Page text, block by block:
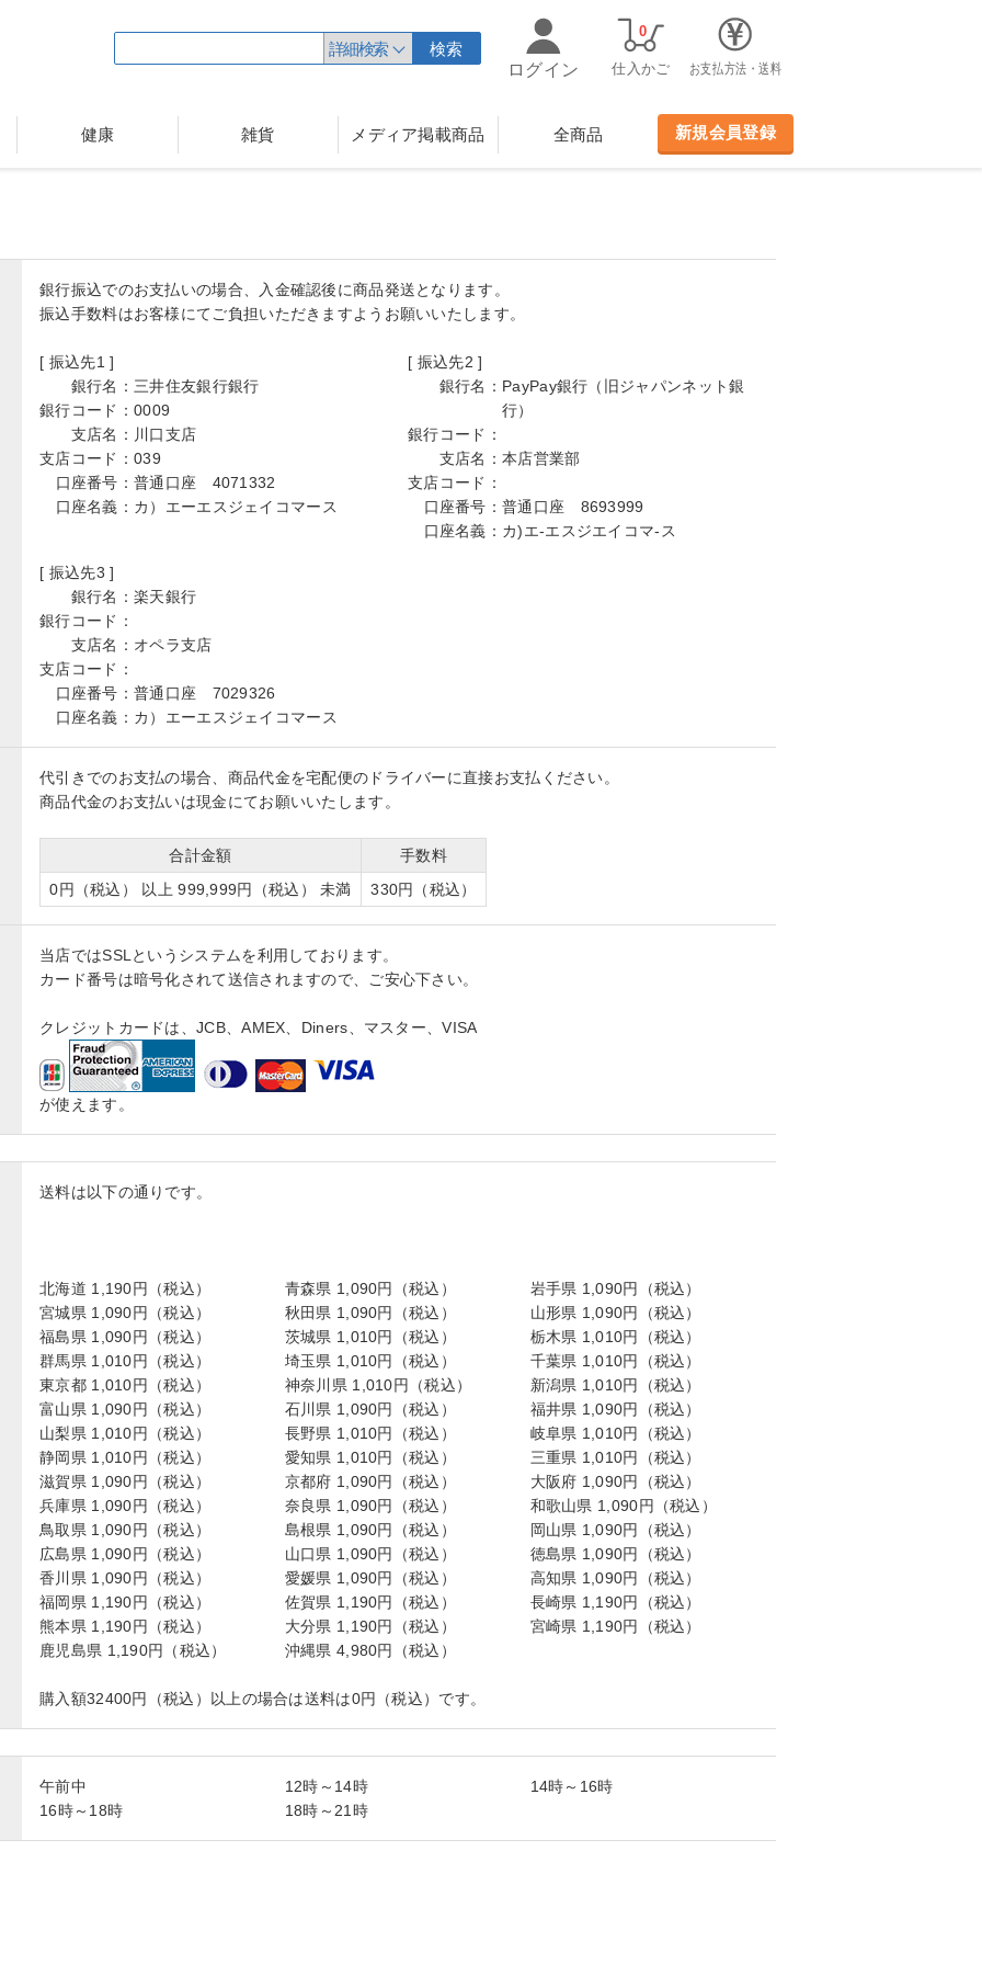
詳細検索
検索
ログイン
仕入かご
0
お支払方法・送料
健康 雑貨 メディア掲載商品 全商品 新規会員登録
銀行振込でのお支払いの場合、入金確認後に商品発送となります。
振込手数料はお客様にてご負担いただきますようお願いいたします。
[ 振込先1 ]
銀行名： 三井住友銀行銀行
銀行コード： 0009
支店名： 川口支店
支店コード： 039
口座番号： 普通口座 4071332
口座名義： カ）エーエスジェイコマース
[ 振込先2 ]
銀行名： PayPay銀行（旧ジャパンネット銀
行）
銀行コード：
支店名： 本店営業部
支店コード：
口座番号： 普通口座 8693999
口座名義： カ)エ-エスジエイコマ-ス
[ 振込先3 ]
銀行名： 楽天銀行
銀行コード：
支店名： オペラ支店
支店コード：
口座番号： 普通口座 7029326
口座名義： カ）エーエスジェイコマース
代引きでのお支払の場合、商品代金を宅配便のドライバーに直接お支払ください。
商品代金のお支払いは現金にてお願いいたします。
合計金額
手数料
0円（税込） 以上 999,999円（税込） 未満
330円（税込）
当店ではSSLというシステムを利用しております。
カード番号は暗号化されて送信されますので、ご安心下さい。
クレジットカードは、JCB、AMEX、Diners、マスター、VISA
が使えます。
送料は以下の通りです。
北海道 1,190円（税込） 青森県 1,090円（税込）
岩手県 1,090円（税込）
宮城県 1,090円（税込）
秋田県 1,090円（税込）
山形県 1,090円（税込）
福島県 1,090円（税込）
茨城県 1,010円（税込）
栃木県 1,010円（税込）
群馬県 1,010円（税込）
埼玉県 1,010円（税込）
千葉県 1,010円（税込）
東京都 1,010円（税込）
神奈川県 1,010円（税込）
新潟県 1,010円（税込）
富山県 1,090円（税込）
石川県 1,090円（税込）
福井県 1,090円（税込）
山梨県 1,010円（税込）
長野県 1,010円（税込）
岐阜県 1,010円（税込）
静岡県 1,010円（税込）
愛知県 1,010円（税込）
三重県 1,010円（税込）
滋賀県 1,090円（税込）
京都府 1,090円（税込）
大阪府 1,090円（税込）
兵庫県 1,090円（税込）
奈良県 1,090円（税込）
和歌山県 1,090円（税込）
鳥取県 1,090円（税込）
島根県 1,090円（税込）
岡山県 1,090円（税込）
広島県 1,090円（税込）
山口県 1,090円（税込）
徳島県 1,090円（税込）
香川県 1,090円（税込）
愛媛県 1,090円（税込）
高知県 1,090円（税込）
福岡県 1,190円（税込）
佐賀県 1,190円（税込）
長崎県 1,190円（税込）
熊本県 1,190円（税込）
大分県 1,190円（税込）
宮崎県 1,190円（税込）
鹿児島県 1,190円（税込）
沖縄県 4,980円（税込）
購入額32400円（税込）以上の場合は送料は0円（税込）です。
午前中 12時～14時
14時～16時
16時～18時
18時～21時